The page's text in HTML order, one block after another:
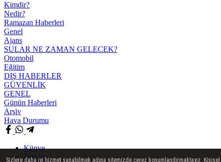
Kimdir?
Nedir?
Ramazan Haberleri
Genel
Ajans
SULAR NE ZAMAN GELECEK?
Otomobil
Eğitim
DIŞ HABERLER
GÜVENLİK
GENEL
Günün Haberleri
Arşiv
Hava Durumu
Künye
İletişim
Sizlere daha iyi hizmet sunabilmek adına sitemizde çerez konumlandırmaktayız. Kişisel